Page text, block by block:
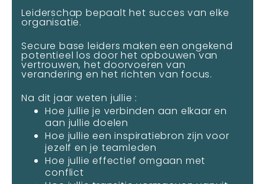
Leiderschap bepaalt het succes van elke
organisatie.
Secure base leiders maken een ongekend
potentieel los door het opbouwen van
vertrouwen, het doorvoeren van
verandering en het richten van focus.
Na dit jaar weten jullie :
Hoe jullie je verbinden aan elkaar en
aan jullie doelen
Hoe jullie een inspiratiebron zijn voor
jezelf en je teamleden
Hoe jullie effectief omgaan met
conflict